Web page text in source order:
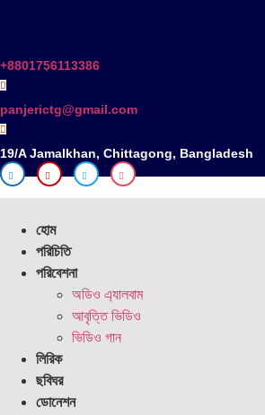
.
+8801756113386
panjerictg@gmail.com
19/A Jamalkhan, Chittagong, Bangladesh
হোম
পরিচিতি
পরিবেশনা
অডিও এ্যালবাম
আবৃত্তি ভিডিও
ভিডিও গান
লিরিক
ছবিঘর
ডোনেশন